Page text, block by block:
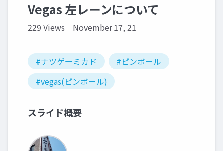
Vegas 左レーンについて
229 Views November 17, 21
#ナツゲーミカド
#ピンボール
#vegas(ピンボール)
スライド概要